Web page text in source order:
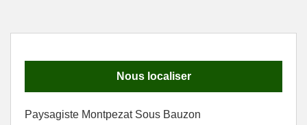
Nous localiser
Paysagiste Montpezat Sous Bauzon